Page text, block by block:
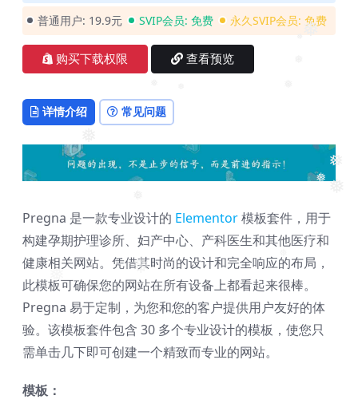
❅
❅
❅
❅
❅
❅
❅
❅
❅
❅
❅
普通用户: 19.9元 SVIP会员: 免费 永久SVIP会员: 免费
购买下载权限 查看预览
详情介绍 常见问题
Pregna 是一款专业设计的 Elementor模板套件，用于
构建孕期护理诊所、妇产中心、产科医生和其他医疗和
健康相关网站。凭借其时尚的设计和完全响应的布局，
此模板可确保您的网站在所有设备上都看起来很棒。
Pregna 易于定制，为您和您的客户提供用户友好的体
验。该模板套件包含 30 多个专业设计的模板，使您只
需单击几下即可创建一个精致而专业的网站。
模板：